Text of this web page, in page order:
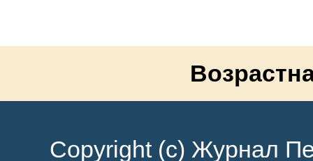
Copyright (c) Журнал